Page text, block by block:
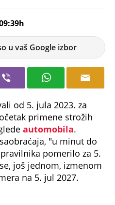
u vaš Google izbor
od 5. jula 2023. za
primene strožih
automobila.
"u minut do
pomerilo za 5.
još jednom, izmenom
na 5. jul 2027.